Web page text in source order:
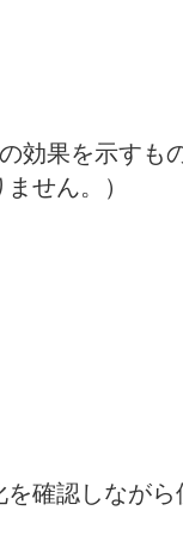
効果を示すも
せん。）
確認しなが